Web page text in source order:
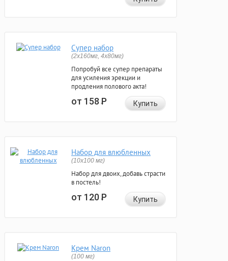
Супер набор
(2х160мг, 4х80мг)
Попробуй все супер препараты
для усиления эрекции и
продления полового акта!
от 158Р Купить
Набор для влюбленных
(10х100 мг)
Набор для двоих, добавь страсти
в постель!
от 120Р Купить
Крем Naron
(100 мг)